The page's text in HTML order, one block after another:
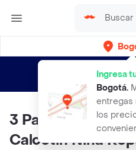
Ingresa
Bogotá.
entregas
los
envíos gratis por
3 Pares De
Calcetin Niña